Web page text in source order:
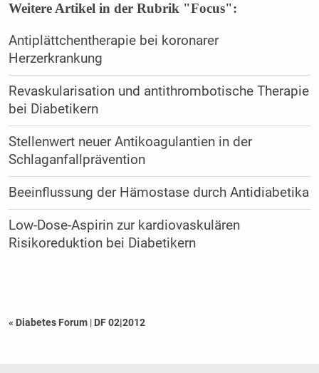
Weitere Artikel in der Rubrik "Focus":
Antiplättchentherapie bei koronarer
Herzerkrankung
Revaskularisation und antithrombotische Therapie
bei Diabetikern
Stellenwert neuer Antikoagulantien in der
Schlaganfallprävention
Beeinflussung der Hämostase durch Antidiabetika
Low-Dose-Aspirin zur kardiovaskulären
Risikoreduktion bei Diabetikern
« Diabetes Forum | DF 02|2012